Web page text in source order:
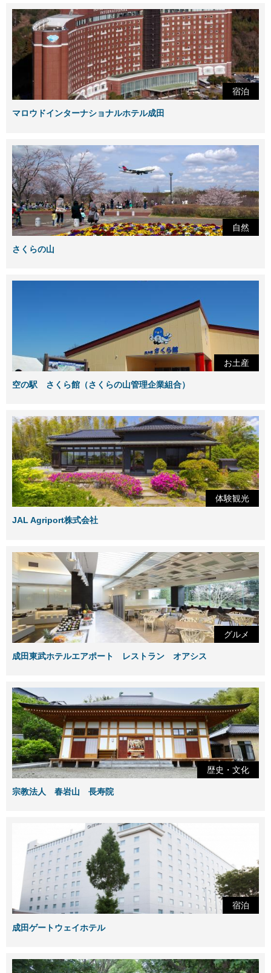
宿泊
マロウドインターナショナルホテル成田
自然
さくらの山
お土産
空の駅 さくら館（さくらの山管理企業組合）
体験観光
JAL Agriport株式会社
グルメ
成田東武ホテルエアポート レストラン オアシス
歴史・文化
宗教法人 春岩山 長寿院
宿泊
成田ゲートウェイホテル